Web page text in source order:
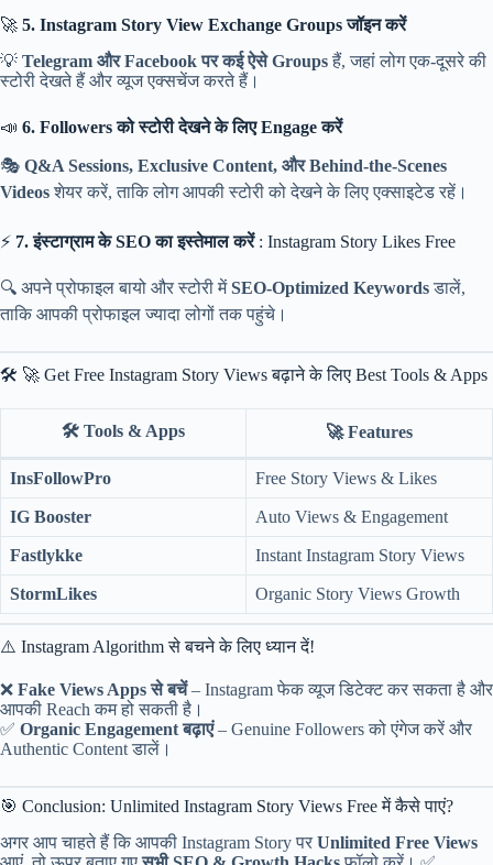
🚀 5. Instagram Story View Exchange Groups जॉइन करें
💡 Telegram और Facebook पर कई ऐसे Groupsहैं, जहां लोग एक-दूसरे की
स्टोरी देखते हैं और व्यूज एक्सचेंज करते हैं।
📣 6. Followers को स्टोरी देखने के लिए Engage करें
🎭 Q&A Sessions, Exclusive Content, और Behind-the-Scenes
Videosशेयर करें, ताकि लोग आपकी स्टोरी को देखने के लिए एक्साइटेड रहें।
⚡ 7. इंस्टाग्राम के SEO का इस्तेमाल करें: Instagram Story Likes Free
🔍 अपने प्रोफाइल बायो और स्टोरी मेंSEO-Optimized Keywordsडालें,
ताकि आपकी प्रोफाइल ज्यादा लोगों तक पहुंचे।
🛠️ 🚀 Get Free Instagram Story Views बढ़ाने के लिए Best Tools & Apps
🛠️ Tools & Apps 🚀Features
InsFollowPro Free Story Views & Likes
IG Booster Auto Views & Engagement
Fastlykke Instant Instagram Story Views
StormLikes Organic Story Views Growth
⚠️ Instagram Algorithm से बचने के लिए ध्यान दें!
❌ Fake Views Apps से बचें– Instagram फेक व्यूज डिटेक्ट कर सकता है और
आपकी Reach कम हो सकती है।
✅ Organic Engagement बढ़ाएं– Genuine Followers को एंगेज करें और
Authentic Content डालें।
🎯 Conclusion: Unlimited Instagram Story Views Free में कैसे पाएं?
अगर आप चाहते हैं कि आपकी Instagram Story पर Unlimited Free Views